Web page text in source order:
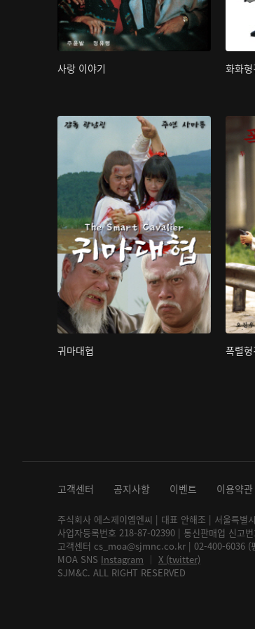
사랑 이야기 화화형
귀마대협 폭렬형
고객센터 공지사항 이벤트 이용약관
주식회사 에스제이엠엔씨 | 대표 안해조 | 서울특
사업자등록번호 218-87-02390 | 통신판매업 신고
고객센터 cs_moa@sjmnc.co.kr | 02-400-6036 (
MOA SNS Instagram │ X (twitter)
SJM&C. ALL RIGHT RESERVED